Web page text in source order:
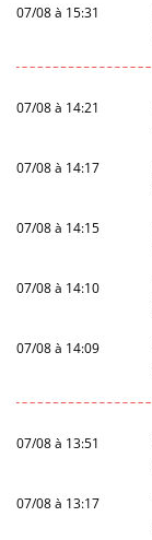
07/08 à 15:31
07/08 à 14:21
07/08 à 14:17
07/08 à 14:15
07/08 à 14:10
07/08 à 14:09
07/08 à 13:51
07/08 à 13:17